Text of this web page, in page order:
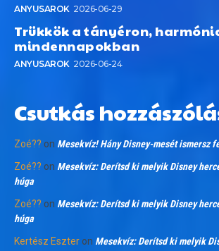
ANYUSAROK 2026-06-29
Trükkök a tányéron,
mindennapokban
ANYUSAROK 2026-06-24
Csutkás
Zoé?? on Mesekvíz! Hány Disney-mesét ismersz
Zoé?? on Mesekvíz: Derítsd ki melyik Disney
húga
Zoé?? on Mesekvíz: Derítsd ki melyik Disney
húga
Kertész Eszter on Mesekvíz: Derítsd ki melyik